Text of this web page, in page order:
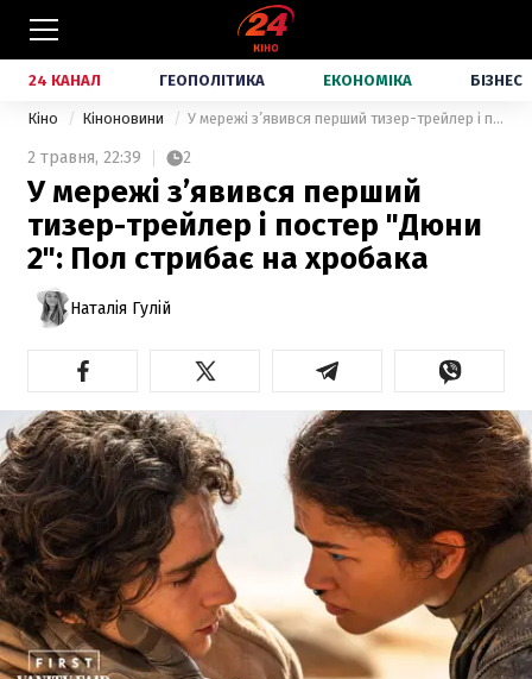
24 КАНАЛ ГЕОПОЛІТИКА ЕКОНОМІКА БІЗНЕС
Кіно Кіноновини У мережі з’явився перший тизер-трейлер і постер "Дюни 2": Пол стрибає на хробака
2 травня, 22:39 2
У мережі з’явився перший
тизер-трейлер і постер "Дюни
2": Пол стрибає на хробака
Наталія Гулій